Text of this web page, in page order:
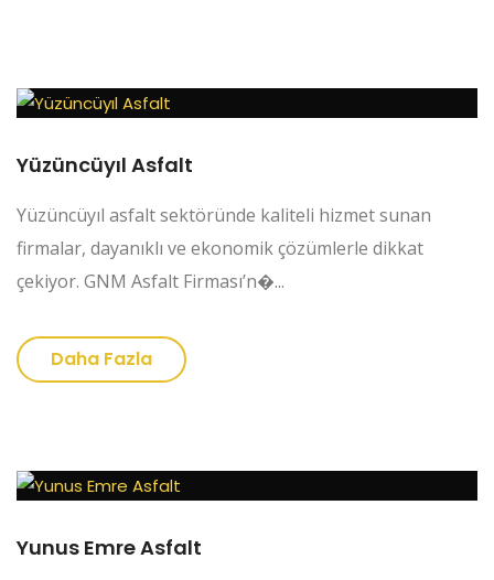
Yüzüncüyıl Asfalt
Yüzüncüyıl asfalt sektöründe kaliteli hizmet sunan
firmalar, dayanıklı ve ekonomik çözümlerle dikkat
çekiyor. GNM Asfalt Firması’n�...
Daha Fazla
Yunus Emre Asfalt